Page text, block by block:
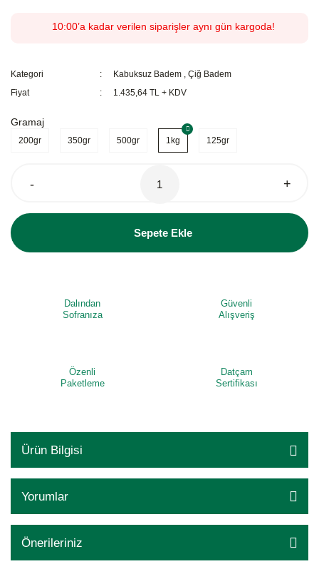
10:00’a kadar verilen siparişler aynı gün kargoda!
Kategori Kabuksuz Badem ,Çiğ Badem
Fiyat
1.435,64 TL + KDV
Gramaj
200gr 350gr 500gr 1kg 125gr
- +
Sepete Ekle
Dalından
Sofranıza
Güvenli
Alışveriş
Özenli
Paketleme
Datçam
Sertifikası
Ürün Bilgisi
Yorumlar
Önerileriniz